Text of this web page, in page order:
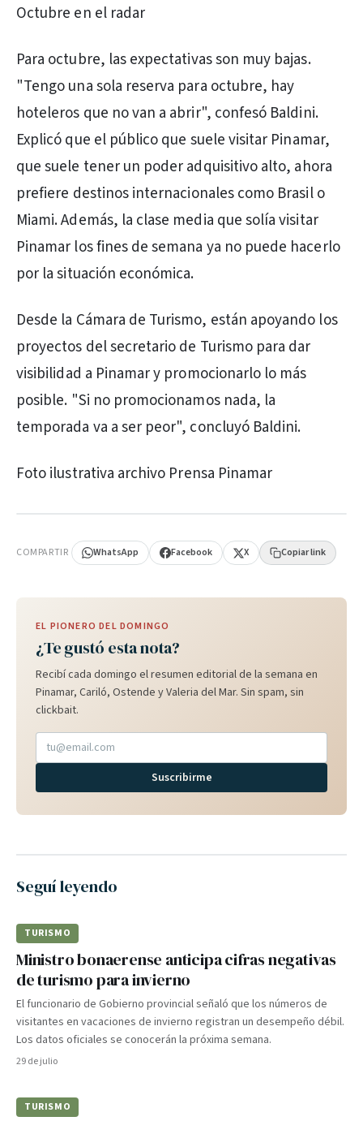
Octubre en el radar
Para octubre, las expectativas son muy bajas.
"Tengo una sola reserva para octubre, hay
hoteleros que no van a abrir", confesó Baldini.
Explicó que el público que suele visitar Pinamar,
que suele tener un poder adquisitivo alto, ahora
prefiere destinos internacionales como Brasil o
Miami. Además, la clase media que solía visitar
Pinamar los fines de semana ya no puede hacerlo
por la situación económica.
Desde la Cámara de Turismo, están apoyando los
proyectos del secretario de Turismo para dar
visibilidad a Pinamar y promocionarlo lo más
posible. "Si no promocionamos nada, la
temporada va a ser peor", concluyó Baldini.
Foto ilustrativa archivo Prensa Pinamar
COMPARTIR WhatsApp Facebook X Copiar link
EL PIONERO DEL DOMINGO
¿Te gustó esta nota?
Recibí cada domingo el resumen editorial de la semana en
Pinamar, Cariló, Ostende y Valeria del Mar. Sin spam, sin
clickbait.
Suscribirme
Seguí leyendo
TURISMO
Ministro bonaerense anticipa cifras negativas
de turismo para invierno
El funcionario de Gobierno provincial señaló que los números de
visitantes en vacaciones de invierno registran un desempeño débil.
Los datos oficiales se conocerán la próxima semana.
29 de julio
TURISMO